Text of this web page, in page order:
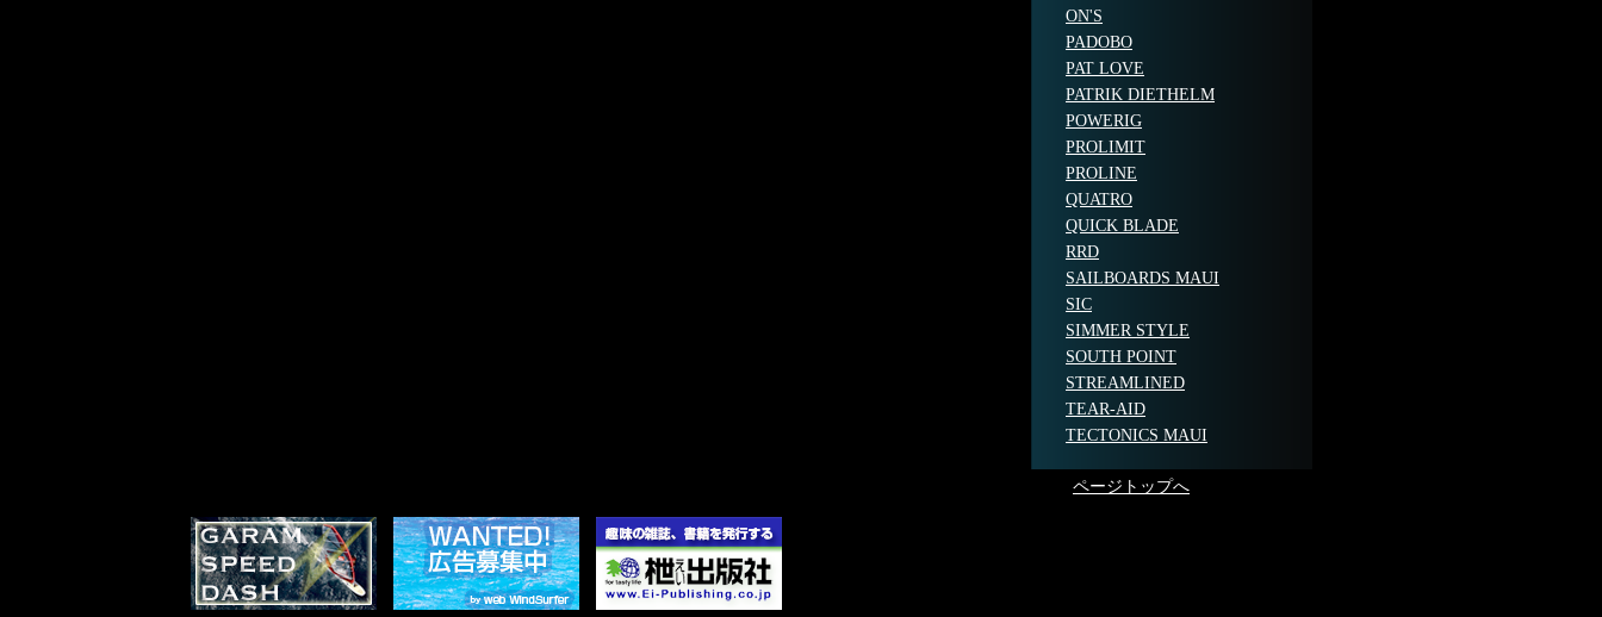
ON'S
PADOBO
PAT LOVE
PATRIK DIETHELM
POWERIG
PROLIMIT
PROLINE
QUATRO
QUICK BLADE
RRD
SAILBOARDS MAUI
SIC
SIMMER STYLE
SOUTH POINT
STREAMLINED
TEAR-AID
TECTONICS MAUI
ページトップへ